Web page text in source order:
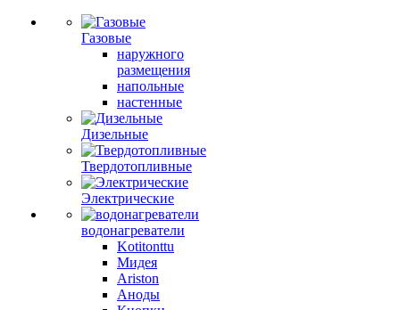
Газовые
наружного
размещения
напольные
настенные
Дизельные
Твердотопливные
Электрические
водонагреватели
Kotitonttu
Мидея
Ariston
Аноды